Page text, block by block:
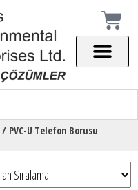
/ PVC-U Telefon Borusu